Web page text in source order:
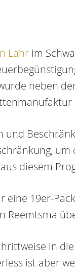
Lahr im
neben
und
diesem
eine 19er-
Reemtsma
in
ist aber